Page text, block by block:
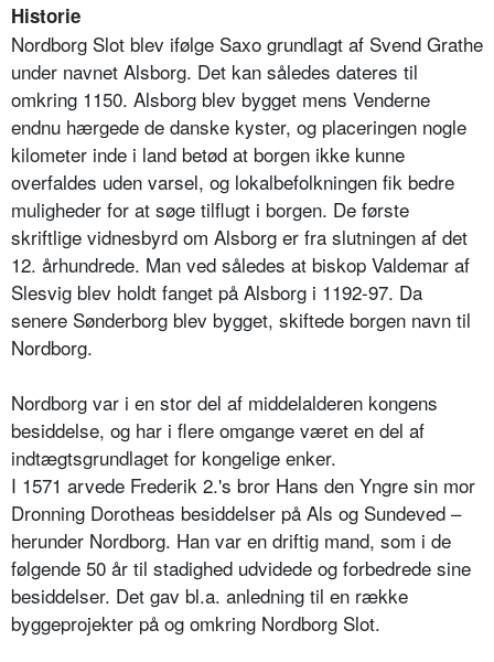
Historie
Nordborg Slot blev ifølge Saxo grundlagt af Svend Grathe
under navnet Alsborg. Det kan således dateres til
omkring 1150. Alsborg blev bygget mens Venderne
endnu hærgede de danske kyster, og placeringen nogle
kilometer inde i land betød at borgen ikke kunne
overfaldes uden varsel, og lokalbefolkningen fik bedre
muligheder for at søge tilflugt i borgen. De første
skriftlige vidnesbyrd om Alsborg er fra slutningen af det
12. århundrede. Man ved således at biskop Valdemar af
Slesvig blev holdt fanget på Alsborg i 1192-97. Da
senere Sønderborg blev bygget, skiftede borgen navn til
Nordborg.
Nordborg var i en stor del af middelalderen kongens
besiddelse, og har i flere omgange været en del af
indtægtsgrundlaget for kongelige enker.
I 1571 arvede Frederik 2.'s bror Hans den Yngre sin mor
Dronning Dorotheas besiddelser på Als og Sundeved –
herunder Nordborg. Han var en driftig mand, som i de
følgende 50 år til stadighed udvidede og forbedrede sine
besiddelser. Det gav bl.a. anledning til en række
byggeprojekter på og omkring Nordborg Slot.